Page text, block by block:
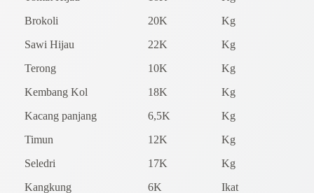
Brokoli
20K
Kg
Sawi Hijau
22K
Kg
Terong
10K
Kg
Kembang Kol
18K
Kg
Kacang panjang
6,5K
Kg
Timun
12K
Kg
Seledri
17K
Kg
Kangkung
6K Ikat